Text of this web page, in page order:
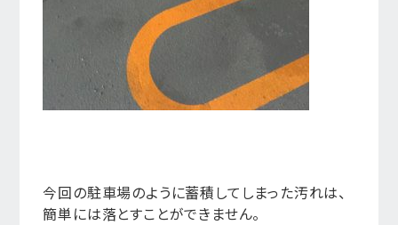
今回の駐車場のように蓄積してしまった汚れは、
簡単には落とすことができません。